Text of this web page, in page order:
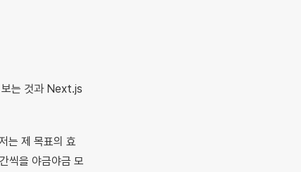
보는 것과 Next.js
는 제 목표의 효
씩을 야금야금 모